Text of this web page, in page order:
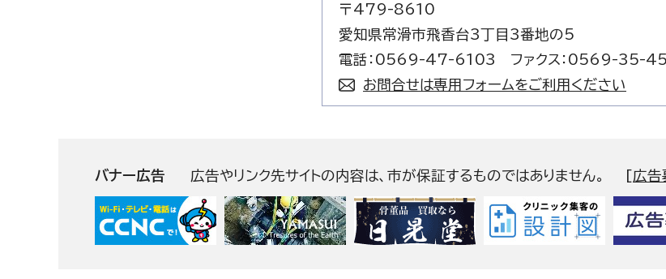
〒479-8610
愛知県常滑市飛香台3丁目3番地の5
電話：0569-47-6103 ファクス：0569-35-
お問合せは専用フォームをご利用ください
バナー広告 広告やリンク先サイトの内容は、市が保証するものではありません。 [広告